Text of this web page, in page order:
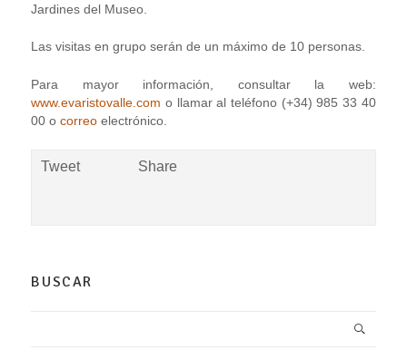
Jardines del Museo.
Las visitas en grupo serán de un máximo de 10 personas.
Para mayor información, consultar la web:
www.evaristovalle.com o llamar al teléfono (+34) 985 33 40
00 ocorreo electrónico.
Tweet Share
BUSCAR